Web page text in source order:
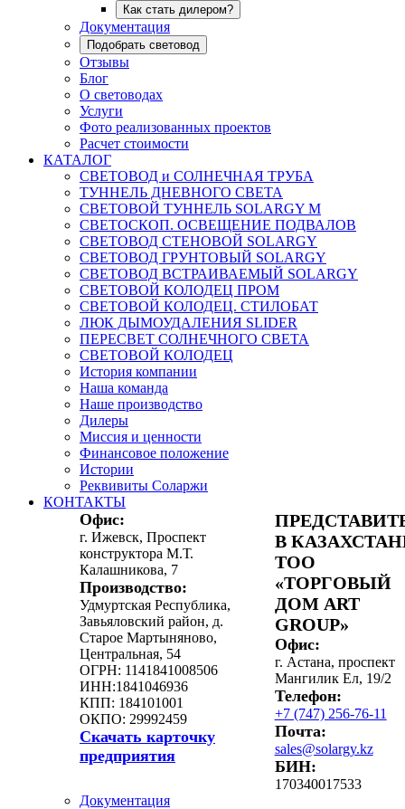
Как стать дилером?
Документация
Подобрать световод
Отзывы
Блог
О световодах
Услуги
Фото реализованных проектов
Расчет стоимости
КАТАЛОГ
СВЕТОВОД и СОЛНЕЧНАЯ ТРУБА
ТУННЕЛЬ ДНЕВНОГО СВЕТА
СВЕТОВОЙ ТУННЕЛЬ SOLARGY М
СВЕТОСКОП. ОСВЕЩЕНИЕ ПОДВАЛОВ
СВЕТОВОД СТЕНОВОЙ SOLARGY
СВЕТОВОД ГРУНТОВЫЙ SOLARGY
СВЕТОВОД ВСТРАИВАЕМЫЙ SOLARGY
СВЕТОВОЙ КОЛОДЕЦ ПРОМ
СВЕТОВОЙ КОЛОДЕЦ. СТИЛОБАТ
ЛЮК ДЫМОУДАЛЕНИЯ SLIDER
ПЕРЕСВЕТ СОЛНЕЧНОГО СВЕТА
СВЕТОВОЙ КОЛОДЕЦ
История компании
Наша команда
Наше производство
Дилеры
Миссия и ценности
Финансовое положение
Истории
Реквивиты Соларжи
КОНТАКТЫ
Офис:
г. Ижевск, Проспект
конструктора М.Т.
Калашникова, 7
Производство:
Удмуртская Республика,
Завьяловский район, д.
Старое Мартыняново,
Центральная, 54
ОГРН: 1141841008506
ИНН:1841046936
КПП: 184101001
ОКПО: 29992459
Скачать карточку
предприятия
В
ТОО
«ТОРГОВЫЙ
ДОМ ART
GROUP»
Офис:
г. Астана, проспект
Мангилик Ел, 19/2
Телефон:
+7 (747) 256-76-11
Почта:
sales@solargy.kz
БИН:
170340017533
Документация